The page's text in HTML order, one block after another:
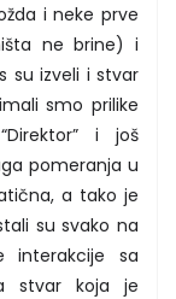
i neke prve
ne brine) i
su izveli i stvar
smo prilike
i još
pomeranja u
a tako je
su svako na
sa
stvar koja je